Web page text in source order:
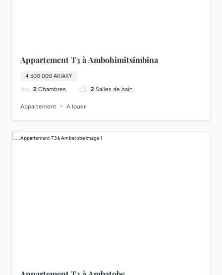
Appartement T3 à Ambohimitsimbina
4 500 000 ARIARY
2 Chambres 2 Salles de bain
Appartement A louer